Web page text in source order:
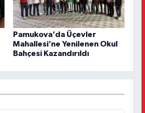
Pamukova’da Üçevler
Mahallesi’ne Yenilenen Okul
Bahçesi Kazandırıldı